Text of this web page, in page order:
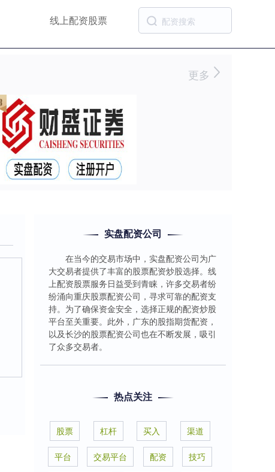
线上配资股票
更多
实盘配资公司
在当今的交易市场中，实盘配资公司为广
大交易者提供了丰富的股票配资炒股选择。线
上配资股票服务日益受到青睐，许多交易者纷
纷涌向重庆股票配资公司，寻求可靠的配资支
持。为了确保资金安全，选择正规的配资炒股
平台至关重要。此外，广东的股指期货配资，
以及长沙的股票配资公司也在不断发展，吸引
了众多交易者。
热点关注
股票 杠杆 买入 渠道
平台 交易平台 配资 技巧